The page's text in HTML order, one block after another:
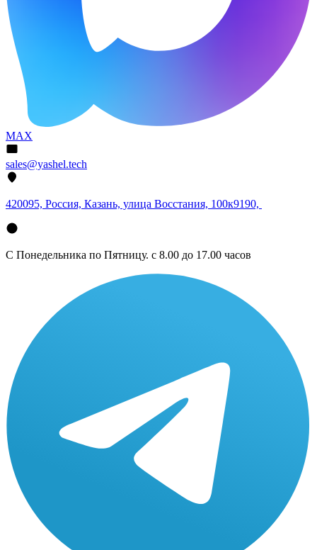
MAX
sales@yashel.tech
420095, Россия, Казань, улица Восстания, 100к9190,
С Понедельника по Пятницу. с 8.00 до 17.00 часов